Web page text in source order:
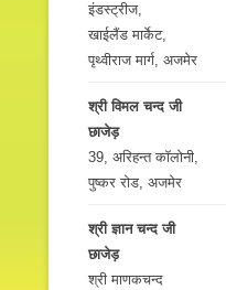
इंडस्ट्रीज,
खाईलैंड मार्केट,
पृथ्वीराज मार्ग, अजमेर
श्री विमल चन्द जी
छाजेड़
39, अरिहन्त कॉलोनी,
पुष्कर रोड, अजमेर
श्री ज्ञान चन्द जी
छाजेड़
श्री माणकचन्द